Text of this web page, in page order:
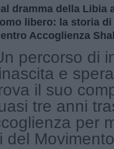
dramma della Libia
libero: la storia di
Accoglienza
percorso di
e
il suo
tre anni
per
del